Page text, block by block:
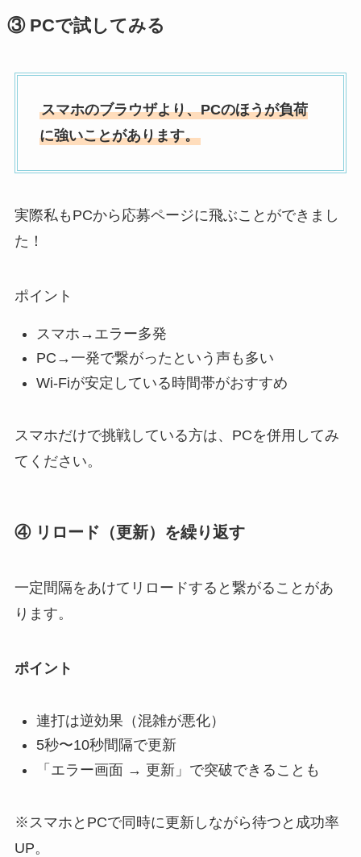
③ PCで試してみる
スマホのブラウザより、PCのほうが負荷
に強いことがあります。
実際私もPCから応募ページに飛ぶことができまし
た！
ポイント
スマホ→エラー多発
PC→一発で繋がったという声も多い
Wi-Fiが安定している時間帯がおすすめ
スマホだけで挑戦している方は、PCを併用してみ
てください。
④ リロード（更新）を繰り返す
一定間隔をあけてリロードすると繋がることがあ
ります。
ポイント
連打は逆効果（混雑が悪化）
5秒〜10秒間隔で更新
「エラー画面 → 更新」で突破できることも
※スマホとPCで同時に更新しながら待つと成功率
UP。